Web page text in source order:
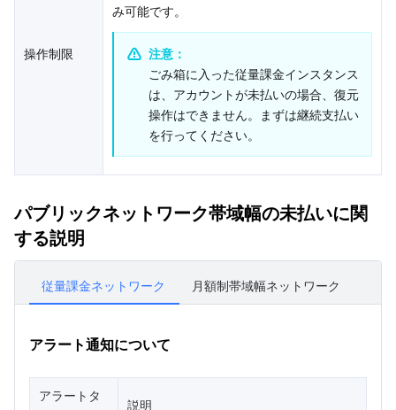
操作制限
み可能です。
注意：
ごみ箱に入った従量課金インスタンス
は、アカウントが未払いの場合、復元
操作はできません。まずは継続支払い
を行ってください。
パブリックネットワーク帯域幅の未払いに関
する説明
従量課金ネットワーク 月額制帯域幅ネットワーク
アラート通知について
アラートタ
説明